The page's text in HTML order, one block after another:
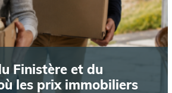
Finistère et du
les prix immobiliers